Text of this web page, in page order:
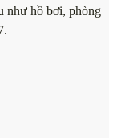
như hồ bơi, phòng